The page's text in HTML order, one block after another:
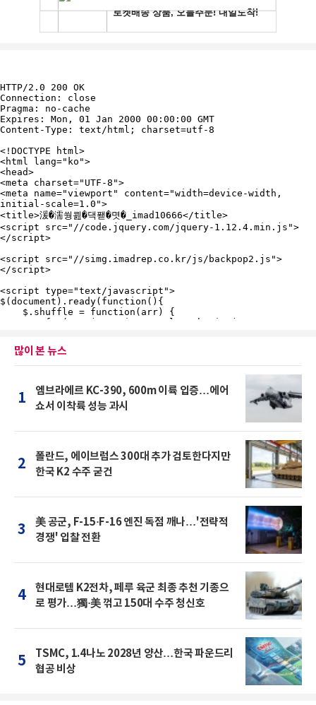
많이 본 뉴스
1
엠브라에르 KC-390, 600m 이륙 입증…에어
쇼서 이착륙 성능 과시
2
폴란드, 에이브럼스 300대 추가 검토한다지만
한국 K2 수주 굳건
3
美 공군, F-15·F-16 엔진 독점 깨나…'전략적
경쟁' 입찰 전환
4
현대로템 K2전차, 페루 육군 최종 추천 기종으
로 평가…獨·美 꺾고 150대 수주 청신호
5
TSMC, 1.4나노 2028년 양산…한국 파운드리
협공 비상